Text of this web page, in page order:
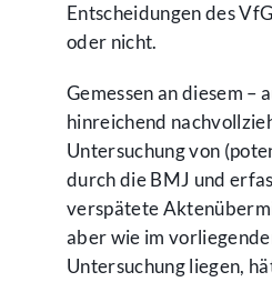
Entscheidungen des
oder nicht.
Gemessen an diesem
hinreichend
Untersuchung von
durch die BMJ und
verspätete
aber wie im
Untersuchung liegen,